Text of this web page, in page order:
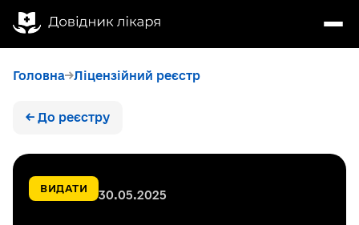
Головна Ліцензійний реєстр
← До реєстру
ВИДАТИ 30.05.2025